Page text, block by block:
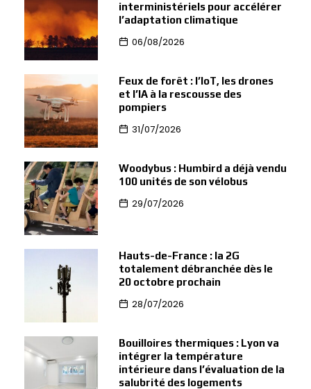
interministériels pour accélérer
l’adaptation climatique
06/08/2026
Feux de forêt : l’IoT, les drones
et l’IA à la rescousse des
pompiers
31/07/2026
Woodybus : Humbird a déjà vendu
100 unités de son vélobus
29/07/2026
Hauts-de-France : la 2G
totalement débranchée dès le
20 octobre prochain
28/07/2026
Bouilloires thermiques : Lyon va
intégrer la température
intérieure dans l’évaluation de la
salubrité des logements